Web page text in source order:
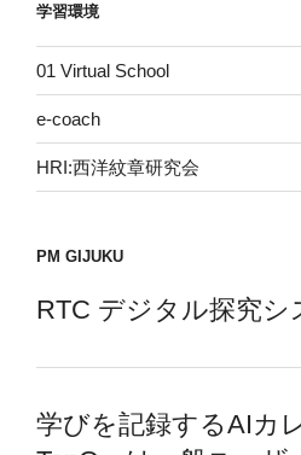
ブ
学習環境
01 Virtual School
e-coach
HRI:西洋紋章研究会
PM GIJUKU
RTC デジタル探究シ
学びを記録するAIカ